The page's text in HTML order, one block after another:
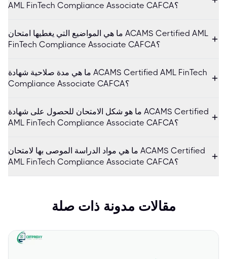
AML FinTech Compliance Associate CAFCA؟
ما هي المواضيع التي يغطيها امتحان ACAMS Certified AML
FinTech Compliance Associate CAFCA؟
ما هي مدة صلاحية شهادة ACAMS Certified AML FinTech
Compliance Associate CAFCA؟
ما هو شكل الامتحان للحصول على شهادة ACAMS Certified
AML FinTech Compliance Associate CAFCA؟
ما هي مواد الدراسة الموصى بها لامتحان ACAMS Certified
AML FinTech Compliance Associate CAFCA؟
مقالات مدونة ذات صلة